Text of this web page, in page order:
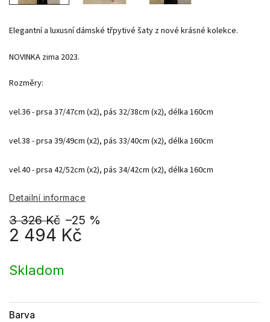
3 326 Kč –25 %
2 494 Kč
cena:
Skladom
Barva
Elegantní a luxusní dámské třpytivé šaty z nové krásné kolekce.
NOVINKA zima 2023.
Rozměry:
vel.36 - prsa 37/47cm (x2), pás 32/38cm (x2), délka 160cm
vel.38 - prsa 39/49cm (x2), pás 33/40cm (x2), délka 160cm
vel.40 - prsa 42/52cm (x2), pás 34/42cm (x2), délka 160cm
Detailní informace